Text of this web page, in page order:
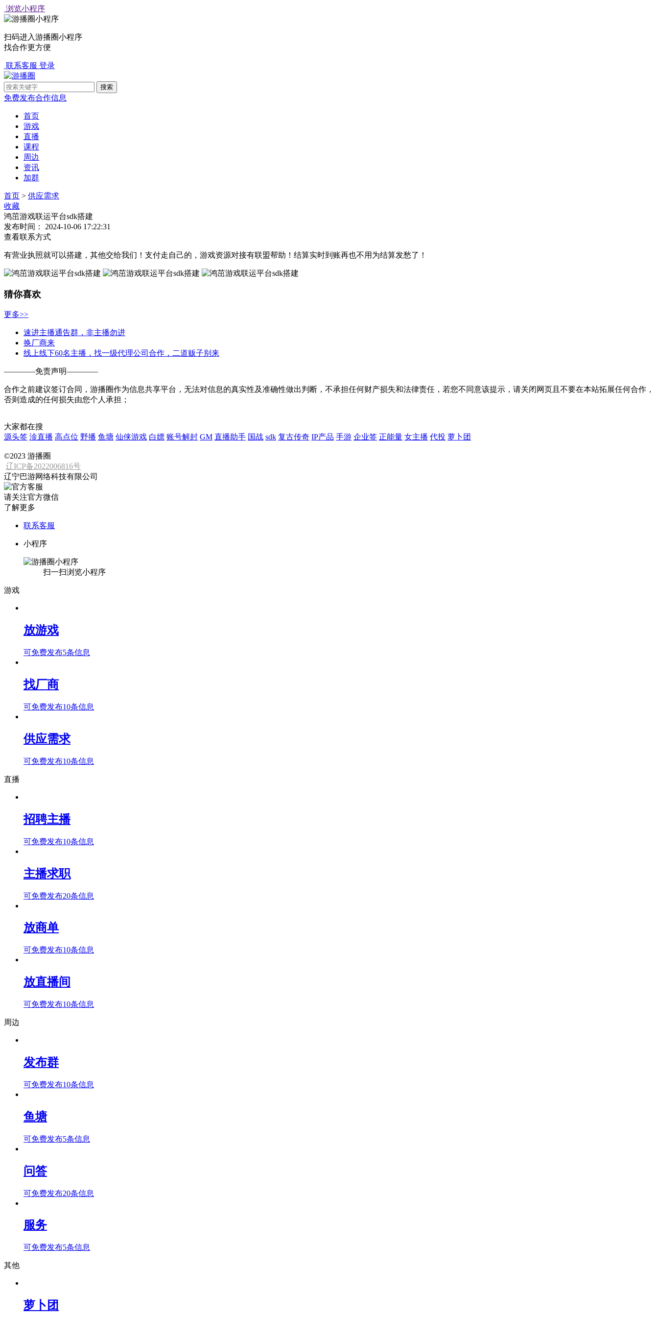
浏览小程序
扫码进入游播圈小程序
找合作更方便
联系客服 登录
免费发布合作信息
首页
游戏
直播
课程
周边
资讯
加群
首页 > 供应需求
收藏
鸿茁游戏联运平台sdk搭建
发布时间：
2024-10-06 17:22:31
查看联系方式
有营业执照就可以搭建，其他交给我们！支付走自己的，游戏资源对接有联盟帮助！结算实时到账再也不用为结算发愁了！
猜你喜欢
更多>>
速进主播通告群，非主播勿进
换厂商来
线上线下60名主播，找一级代理公司合作，二道贩子别来
————免责声明————
合作之前建议签订合同，游播圈作为信息共享平台，无法对信息的真实性及准确性做出判断，不承担任何财产损失和法律责任，若您不同意该提示，请关闭网页且不要在本站拓展任何合作，
否则造成的任何损失由您个人承担；
大家都在搜
源头签 淦直播 高点位 野播 鱼塘 仙侠游戏 白嫖 账号解封 GM 直播助手 国战 sdk 复古传奇 IP产品 手游 企业签 正能量 女主播 代投 萝卜团
©2023 游播圈
辽ICP备2022006816号
辽宁巴游网络科技有限公司
请关注官方微信
了解更多
联系客服
小程序
扫一扫浏览小程序
游戏
放游戏
可免费发布5条信息
找厂商
可免费发布10条信息
供应需求
可免费发布10条信息
直播
招聘主播
可免费发布10条信息
主播求职
可免费发布20条信息
放商单
可免费发布10条信息
放直播间
可免费发布10条信息
周边
发布群
可免费发布10条信息
鱼塘
可免费发布5条信息
问答
可免费发布20条信息
服务
可免费发布5条信息
其他
萝卜团